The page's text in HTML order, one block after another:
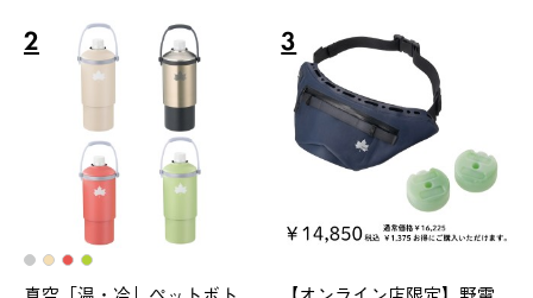
2 3